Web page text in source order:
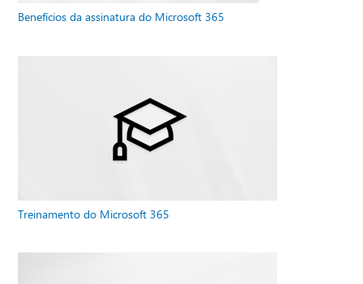
Benefícios da assinatura do Microsoft 365
Treinamento do Microsoft 365